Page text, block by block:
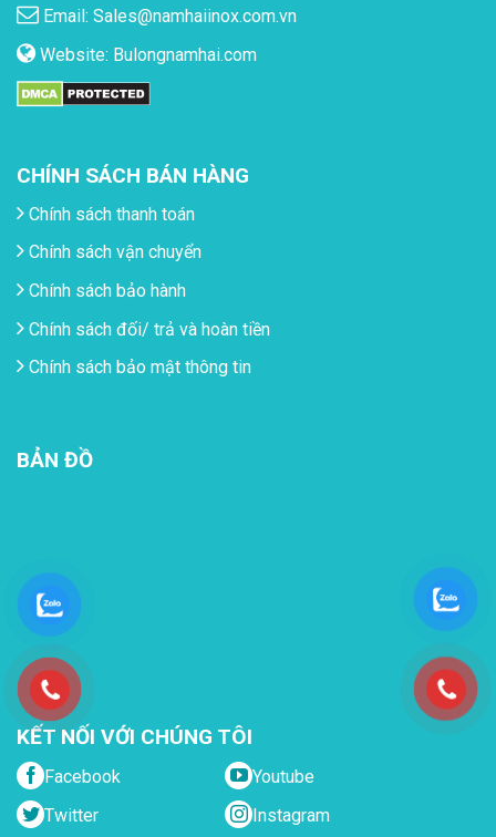
Email: Sales@namhaiinox.com.vn
Website: Bulongnamhai.com
CHÍNH SÁCH BÁN HÀNG
Chính sách thanh toán
Chính sách vận chuyển
Chính sách bảo hành
Chính sách đối/ trả và hoàn tiền
Chính sách bảo mật thông tin
BẢN ĐỒ
KẾT NỐI VỚI CHÚNG TÔI
Facebook
Youtube
Twitter
Instagram